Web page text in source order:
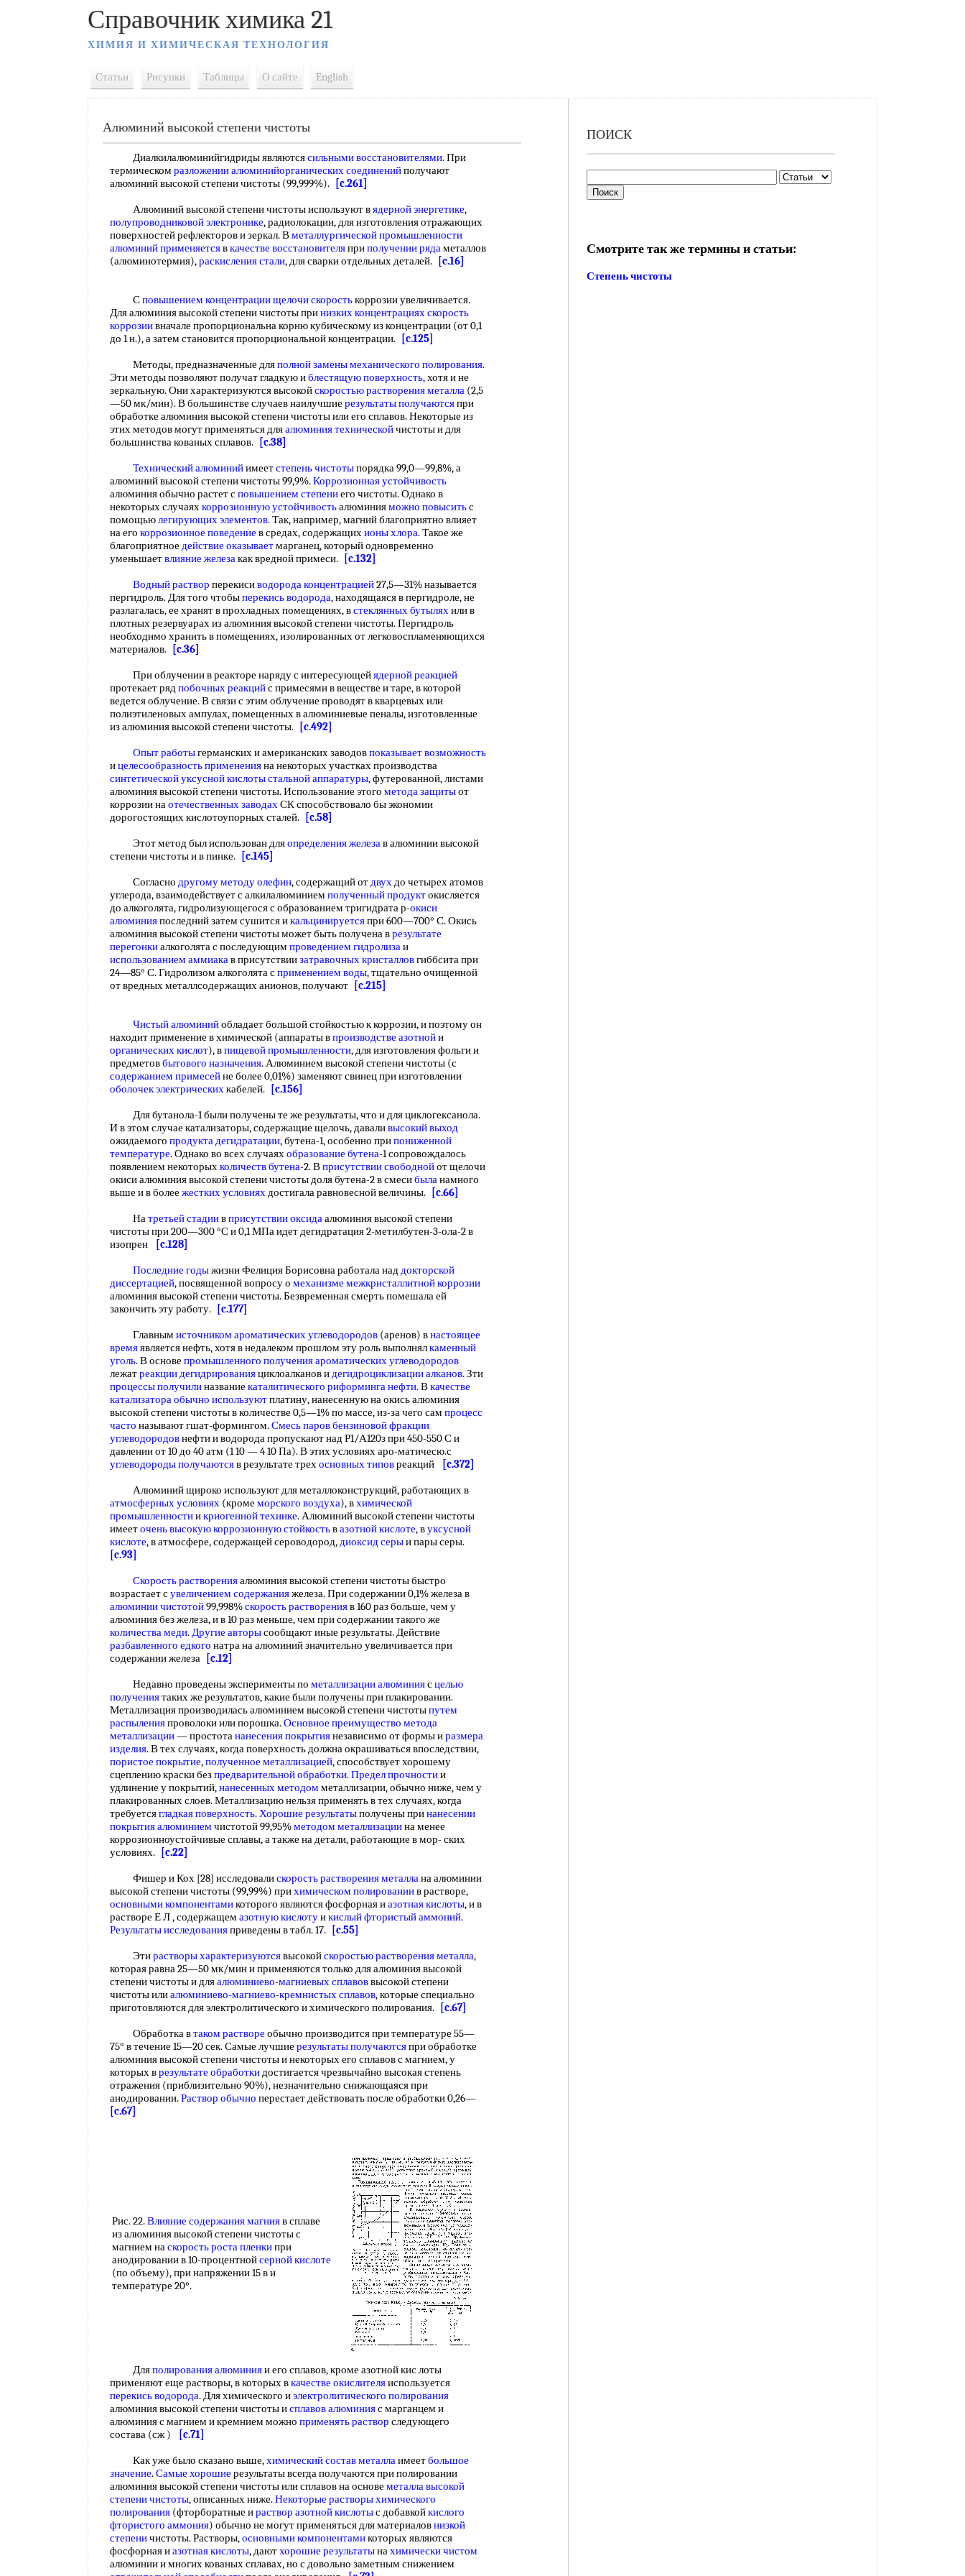
Справочник химика 21
ХИМИЯ И ХИМИЧЕСКАЯ ТЕХНОЛОГИЯ
Статьи Рисунки Таблицы О сайте English
Алюминий высокой степени чистоты
Диалкилалюминийгидриды являютсясильными восстановителями. При
термическом разложении алюминийорганических соединенийполучают
алюминий высокой степени чистоты (99,999%).
[c.261]
Алюминий высокой степени чистоты используют вядерной энергетике,
полупроводниковой электронике, радиолокации, для изготовления отражающих
поверхностей рефлекторов и зеркал. Вметаллургической промышленности
алюминий применяетсявкачестве восстановителяприполучении рядаметаллов
(алюминотермия),раскисления стали, для сварки отдельных деталей. [c.16]
Сповышением концентрациищелочи скоростькоррозии увеличивается.
Для алюминия высокой степени чистоты принизких концентрацияхскорость
коррозиивначале пропорциональна корню кубическому из концентрации (от 0,1
до 1 н.), а затем становится пропорциональной концентрации.
[c.125]
Методы, предназначенные дляполной заменымеханического полирования.
Эти методы позволяют получат гладкую иблестящую поверхность, хотя и не
зеркальную. Они характеризуются высокойскоростью растворения металла (2,5
—50 мк/мин). В большинстве случаев наилучшие результаты получаютсяпри
обработке алюминия высокой степени чистоты или его сплавов. Некоторые из
этих методов могут применяться дляалюминия техническойчистоты и для
большинства кованых сплавов.
[c.38]
Технический алюминийимеетстепень чистотыпорядка 99,0—99,8%, а
алюминий высокой степени чистоты 99,9%.Коррозионная устойчивость
алюминия обычно растет сповышением степениего чистоты. Однако в
некоторых случаяхкоррозионную устойчивостьалюминияможно повыситьс
помощьюлегирующих элементов. Так, например, магний благоприятно влияет
на его коррозионное поведение в средах, содержащихионы хлора. Такое же
благоприятное действие оказываетмарганец, который одновременно
уменьшаетвлияние железакак вредной примеси.
[c.132]
Водный раствор перекисиводорода концентрацией27,5—31% называется
пергидроль. Для того чтобыперекись водорода, находящаяся в пергидроле, не
разлагалась, ее хранят в прохладных помещениях, встеклянных бутыляхили в
плотных резервуарах из алюминия высокой степени чистоты. Пергидроль
необходимо хранить в помещениях, изолированных от легковоспламеняющихся
материалов.
[c.36]
При облучении в реакторе наряду с интересующейядерной реакцией
протекает рядпобочных реакцийс примесями в веществе и таре, в которой
ведется облучение. В связи с этим облучение проводят в кварцевых или
полиэтиленовых ампулах, помещенных в алюминиевые пеналы, изготовленные
из алюминия высокой степени чистоты.
[c.492]
Опыт работыгерманских и американских заводовпоказывает возможность
ицелесообразность примененияна некоторых участках производства
синтетической уксусной кислотыстальной аппаратуры, футерованной, листами
алюминия высокой степени чистоты. Использование этого метода защитыот
коррозии наотечественных заводахСК способствовало бы экономии
дорогостоящих кислотоупорных сталей.
[c.58]
Этот метод был использован дляопределения железав алюминии высокой
степени чистоты и в пинке.
[c.145]
Согласно другому методу олефин, содержащий отдвухдо четырех атомов
углерода, взаимодействует с алкилалюминием полученный продуктокисляется
до алкоголята, гидролизующегося с образованием тригидрата р-окиси
алюминияпоследний затем сушится икальцинируетсяпри 600—700° С. Окись
алюминия высокой степени чистоты может быть получена врезультате
перегонкиалкоголята с последующим проведением гидролизаи
использованием аммиакав присутствиизатравочных кристалловгиббсита при
24—85° С. Гидролизом алкоголята сприменением воды, тщательно очищенной
от вредных металлсодержащих анионов, получают
[c.215]
Чистый алюминийобладает большой стойкостью к коррозии, и поэтому он
находит применение в химической (аппараты впроизводстве азотнойи
органических кислот), впищевой промышленности, для изготовления фольги и
предметовбытового назначения. Алюминием высокой степени чистоты (с
содержанием примесейне более 0,01%) заменяют свинец при изготовлении
оболочек электрическихкабелей.
[c.156]
Для бутанола-1 были получены те же результаты, что и для циклогексанола.
И в этом случае катализаторы, содержащие щелочь, даваливысокий выход
ожидаемого продукта дегидратации, бутена-1, особенно припониженной
температуре. Однако во всех случаяхобразование бутена-1 сопровождалось
появлением некоторыхколичеств бутена-2. Вприсутствии свободнойот щелочи
окиси алюминия высокой степени чистоты доля бутена-2 в смесибыланамного
выше и в более жестких условияхдостигала равновесной величины.
[c.66]
Натретьей стадиивприсутствии оксидаалюминия высокой степени
чистоты при 200—300 °С и 0,1 МПа идет дегидратация 2-метилбутен-3-ола-2 в
изопрен
[c.128]
Последние годыжизни Фелиция Борисовна работала наддокторской
диссертацией, посвященной вопросу о механизме межкристаллитной коррозии
алюминия высокой степени чистоты. Безвременная смерть помешала ей
закончить эту работу.
[c.177]
Главным источником ароматических углеводородов (аренов) внастоящее
времяявляется нефть, хотя в недалеком прошлом эту роль выполнялкаменный
уголь. В основе промышленного получения ароматических углеводородов
лежатреакции дегидрированияциклоалканов идегидроциклизации алканов. Зти
процессы получилиназвание каталитического риформинга нефти. Вкачестве
катализатораобычно используютплатину, нанесенную на окись алюминия
высокой степени чистоты в количестве 0,5—1% по массе, из-за чего сам процесс
часто называют гшат-формингом.Смесь паровбензиновой фракции
углеводородовнефти и водорода пропускают над Р1/А120з при 450-550 С и
давлении от 10 до 40 атм (1 10 — 4 10 Па). В этих условиях аро-матичесю.с
углеводороды получаютсяв результате трехосновных типовреакций
[c.372]
Алюминий щироко используют для металлоконструкций, работающих в
атмосферных условиях (кроме морского воздуха), вхимической
промышленностиикриогенной технике. Алюминий высокой степени чистоты
имееточень высокуюкоррозионную стойкостьвазотной кислоте, вуксусной
кислоте, в атмосфере, содержащей сероводород,диоксид серыи пары серы.
[c.93]
Скорость растворенияалюминия высокой степени чистоты быстро
возрастает сувеличением содержанияжелеза. При содержании 0,1% железа в
алюминии чистотой99,998%скорость растворенияв 160 раз больше, чем у
алюминия без железа, и в 10 раз меньше, чем при содержании такого же
количества меди.Другие авторысообщают иные результаты. Действие
разбавленного едкого натра на алюминий значительно увеличивается при
содержании железа
[c.12]
Недавно проведены эксперименты по металлизации алюминиясцелью
получениятаких же результатов, какие были получены при плакировании.
Металлизация производилась алюминием высокой степени чистотыпутем
распыленияпроволоки или порошка.Основное преимущество метода
металлизации— простотананесения покрытиянезависимо от формы иразмера
изделия. В тех случаях, когда поверхность должна окрашиваться впоследствии,
пористое покрытие,полученное металлизацией, способствует хорошему
сцеплению краски безпредварительной обработки.Предел прочностии
удлинение у покрытий,нанесенных методом металлизации, обычно ниже, чем у
плакированных слоев. Металлизацию нельзя применять в тех случаях, когда
требуетсягладкая поверхность.Хорошие результатыполучены принанесении
покрытия алюминием чистотой 99,95%методом металлизациина менее
коррозионноустойчивые сплавы, а также на детали, работающие в мор- ских
условиях.
[c.22]
Фишер и Кох [28] исследовалискорость растворения металлана алюминии
высокой степени чистоты (99,99%) прихимическом полированиив растворе,
основными компонентамикоторого являются фосфорная иазотная кислоты, и в
растворе Е Л , содержащем азотную кислотуикислый фтористый аммоний.
Результаты исследованияприведены в табл. 17.
[c.55]
Этирастворы характеризуютсявысокойскоростью растворения металла,
которая равна 25—50 мк/мин и применяются только для алюминия высокой
степени чистоты и дляалюминиево-магниевых сплавоввысокой степени
чистоты илиалюминиево-магниево-кремнистых сплавов, которые специально
приготовляются для электролитического и химического полирования.
[c.67]
Обработка втаком растворе обычно производится при температуре 55—
75° в течение 15—20 сек. Самые лучшие результаты получаютсяпри обработке
алюминия высокой степени чистоты и некоторых его сплавов с магнием, у
которых врезультате обработкидостигается чрезвычайно высокая степень
отражения (приблизительно 90%), незначительно снижающаяся при
анодировании.Раствор обычно перестает действовать после обработки 0,26—
[c.67]
Рис. 22.Влияние содержания магнияв сплаве
из алюминия высокой степени чистоты с
магнием наскорость роста пленкипри
анодировании в 10-процентнойсерной кислоте
(по объему), при напряжении 15 в и
температуре 20°.
Дляполирования алюминияи его сплавов, кроме азотной кис лоты
применяют еще растворы, в которых вкачестве окислителяиспользуется
перекись водорода. Для химического иэлектролитического полирования
алюминия высокой степени чистоты исплавов алюминияс марганцем и
алюминия с магнием и кремнием можно применять раствор следующего
состава (сж )
[c.71]
Как уже было сказано выше,химический состав металлаимеетбольшое
значение.Самые хорошие результаты всегда получаются при полировании
алюминия высокой степени чистоты или сплавов на основе металла высокой
степени чистоты, описанных ниже.Некоторые растворыхимического
полирования (фторборатные ираствор азотной кислотыс добавкойкислого
фтористого аммония) обычно не могут применяться для материаловнизкой
степеничистоты. Растворы,основными компонентамикоторых являются
фосфорная иазотная кислоты, даютхорошие результатынахимически чистом
алюминии и многих кованых сплавах, но с довольно заметным снижением
ПОИСК
Смотрите так же термины и статьи:
Степень чистоты